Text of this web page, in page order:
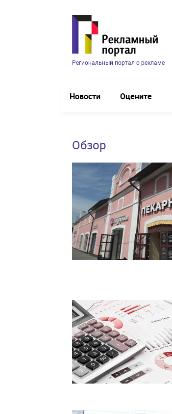
Региональный портал о рекламе
Новости Оцените
Обзор